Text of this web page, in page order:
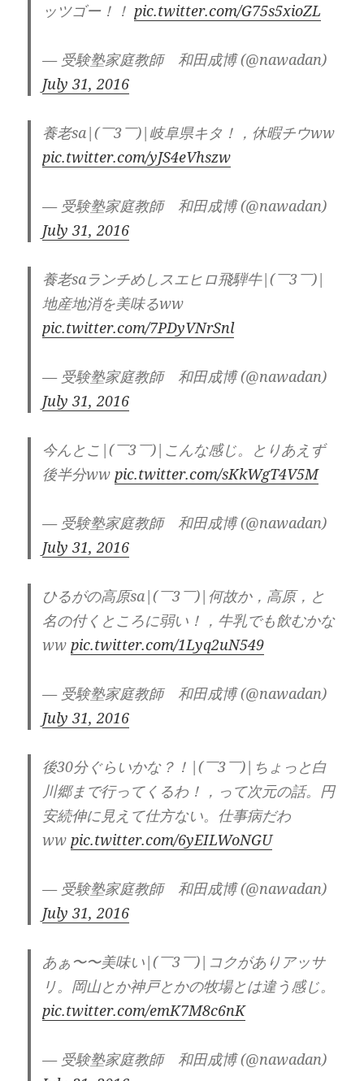
ッツゴー！！pic.twitter.com/G75s5xioZL
— 受験塾家庭教師 和田成博 (@nawadan)
July 31, 2016
養老sa|(￣3￣)|岐阜県キタ！，休暇チウww
pic.twitter.com/yJS4eVhszw
— 受験塾家庭教師 和田成博 (@nawadan)
July 31, 2016
養老saランチめしスエヒロ飛騨牛|(￣3￣)|
地産地消を美味るww
pic.twitter.com/7PDyVNrSnl
— 受験塾家庭教師 和田成博 (@nawadan)
July 31, 2016
今んとこ|(￣3￣)|こんな感じ。とりあえず
後半分wwpic.twitter.com/sKkWgT4V5M
— 受験塾家庭教師 和田成博 (@nawadan)
July 31, 2016
ひるがの高原sa|(￣3￣)|何故か，高原，と
名の付くところに弱い！，牛乳でも飲むかな
wwpic.twitter.com/1Lyq2uN549
— 受験塾家庭教師 和田成博 (@nawadan)
July 31, 2016
後30分ぐらいかな？！|(￣3￣)|ちょっと白
川郷まで行ってくるわ！，って次元の話。円
安続伸に見えて仕方ない。仕事病だわ
wwpic.twitter.com/6yEILWoNGU
— 受験塾家庭教師 和田成博 (@nawadan)
July 31, 2016
あぁ〜〜美味い|(￣3￣)|コクがありアッサ
リ。岡山とか神戸とかの牧場とは違う感じ。
pic.twitter.com/emK7M8c6nK
— 受験塾家庭教師 和田成博 (@nawadan)